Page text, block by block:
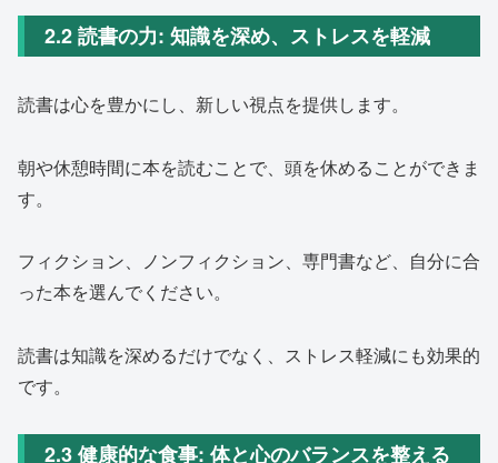
2.2 読書の力: 知識を深め、ストレスを軽減
読書は心を豊かにし、新しい視点を提供します。
朝や休憩時間に本を読むことで、頭を休めることができま
す。
フィクション、ノンフィクション、専門書など、自分に合
った本を選んでください。
読書は知識を深めるだけでなく、ストレス軽減にも効果的
です。
2.3 健康的な食事: 体と心のバランスを整える